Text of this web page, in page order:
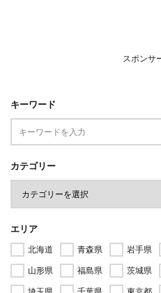
スポンサ
キーワード
カテゴリー
エリア
北海道 青森県 岩手県
山形県
福島県 茨城県
埼玉県
千葉県 東京都